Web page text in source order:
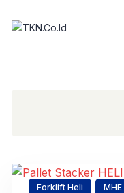
Forklift Heli MHE